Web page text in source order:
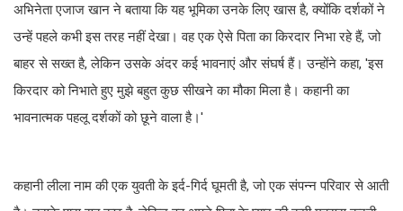
अभिनेता एजाज खान ने बताया कि यह भूमिका उनके लिए खास है, क्योंकि दर्शकों ने
उन्हें पहले कभी इस तरह नहीं देखा। वह एक ऐसे पिता का किरदार निभा रहे हैं, जो
बाहर से सख्त है, लेकिन उसके अंदर कई भावनाएं और संघर्ष हैं। उन्होंने कहा, 'इस
किरदार को निभाते हुए मुझे बहुत कुछ सीखने का मौका मिला है। कहानी का
भावनात्मक पहलू दर्शकों को छूने वाला है।'
कहानी लीला नाम की एक युवती के इर्द-गिर्द घूमती है, जो एक संपन्न परिवार से आती